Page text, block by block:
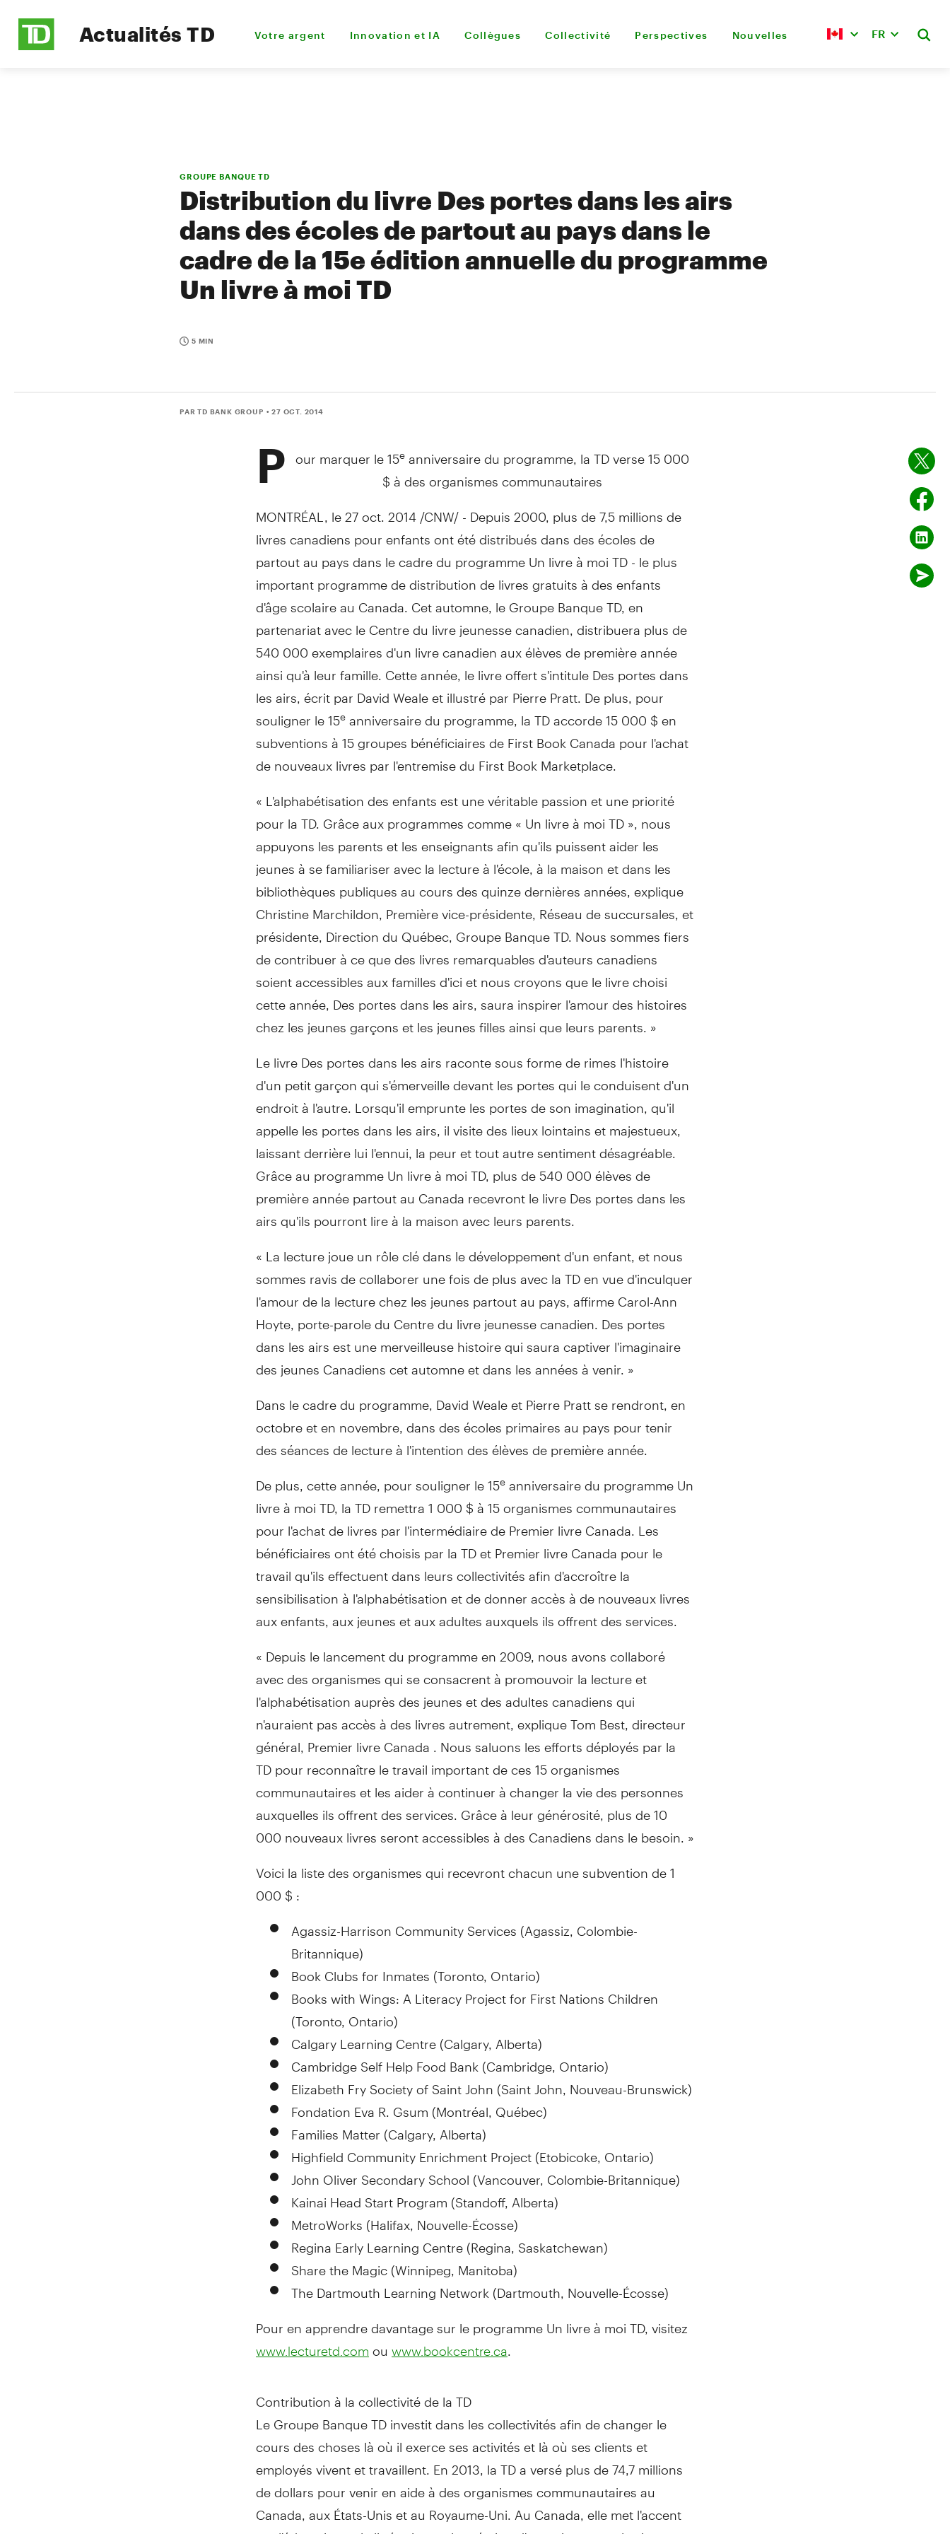
Actualités TD Votre argent Innovation et IA Collègues Collectivité Perspectives Nouvelles FR
GROUPE BANQUE TD
Distribution du livre Des portes dans les airs
dans des écoles de partout au pays dans le
cadre de la 15e édition annuelle du programme
Un livre à moi TD
5 MIN
PAR TD BANK GROUP • 27 OCT. 2014
P our marquer le 15eanniversaire du programme, la TD verse 15 000
$ à des organismes communautaires
MONTRÉAL, le 27 oct. 2014 /CNW/ - Depuis 2000, plus de 7,5 millions de
livres canadiens pour enfants ont été distribués dans des écoles de
partout au pays dans le cadre du programme Un livre à moi TD - le plus
important programme de distribution de livres gratuits à des enfants
d'âge scolaire au Canada . Cet automne, le Groupe Banque TD, en
partenariat avec le Centre du livre jeunesse canadien, distribuera plus de
540 000 exemplaires d'un livre canadien aux élèves de première année
ainsi qu'à leur famille. Cette année, le livre offert s'intitule Des portes dans
les airs, écrit par David Weale et illustré par Pierre Pratt. De plus, pour
souligner le 15e anniversaire du programme, la TD accorde 15 000 $ en
subventions à 15 groupes bénéficiaires de First Book Canada pour l'achat
de nouveaux livres par l'entremise du First Book Marketplace.
« L'alphabétisation des enfants est une véritable passion et une priorité
pour la TD. Grâce aux programmes comme « Un livre à moi TD », nous
appuyons les parents et les enseignants afin qu'ils puissent aider les
jeunes à se familiariser avec la lecture à l'école, à la maison et dans les
bibliothèques publiques au cours des quinze dernières années, explique
Christine Marchildon , Première vice-présidente, Réseau de succursales, et
présidente, Direction du Québec, Groupe Banque TD. Nous sommes fiers
de contribuer à ce que des livres remarquables d'auteurs canadiens
soient accessibles aux familles d'ici et nous croyons que le livre choisi
cette année, Des portes dans les airs, saura inspirer l'amour des histoires
chez les jeunes garçons et les jeunes filles ainsi que leurs parents. »
Le livre Des portes dans les airs raconte sous forme de rimes l'histoire
d'un petit garçon qui s'émerveille devant les portes qui le conduisent d'un
endroit à l'autre. Lorsqu'il emprunte les portes de son imagination, qu'il
appelle les portes dans les airs, il visite des lieux lointains et majestueux,
laissant derrière lui l'ennui, la peur et tout autre sentiment désagréable.
Grâce au programme Un livre à moi TD, plus de 540 000 élèves de
première année partout au Canadarecevront le livre Des portes dans les
airs qu'ils pourront lire à la maison avec leurs parents.
« La lecture joue un rôle clé dans le développement d'un enfant, et nous
sommes ravis de collaborer une fois de plus avec la TD en vue d'inculquer
l'amour de la lecture chez les jeunes partout au pays, affirmeCarol-Ann
Hoyte , porte-parole du Centre du livre jeunesse canadien. Des portes
dans les airs est une merveilleuse histoire qui saura captiver l'imaginaire
des jeunes Canadiens cet automne et dans les années à venir. »
Dans le cadre du programme, David Weale et Pierre Pratt se rendront, en
octobre et en novembre, dans des écoles primaires au pays pour tenir
des séances de lecture à l'intention des élèves de première année.
De plus, cette année, pour souligner le 15e anniversaire du programme Un
livre à moi TD, la TD remettra 1 000 $ à 15 organismes communautaires
pour l'achat de livres par l'intermédiaire de Premier livreCanada . Les
bénéficiaires ont été choisis par la TD et Premier livreCanadapour le
travail qu'ils effectuent dans leurs collectivités afin d'accroître la
sensibilisation à l'alphabétisation et de donner accès à de nouveaux livres
aux enfants, aux jeunes et aux adultes auxquels ils offrent des services.
« Depuis le lancement du programme en 2009, nous avons collaboré
avec des organismes qui se consacrent à promouvoir la lecture et
l'alphabétisation auprès des jeunes et des adultes canadiens qui
n'auraient pas accès à des livres autrement, explique Tom Best, directeur
général, Premier livreCanada . Nous saluons les efforts déployés par la
TD pour reconnaître le travail important de ces 15 organismes
communautaires et les aider à continuer à changer la vie des personnes
auxquelles ils offrent des services. Grâce à leur générosité, plus de 10
000 nouveaux livres seront accessibles à des Canadiens dans le besoin. »
Voici la liste des organismes qui recevront chacun une subvention de 1
000 $ :
Agassiz-Harrison Community Services (Agassiz , Colombie-
Britannique)
Book Clubs for Inmates (Toronto, Ontario)
Books with Wings: A Literacy Project for First Nations Children
(Toronto, Ontario)
Calgary Learning Centre (Calgary, Alberta)
Cambridge Self Help Food Bank (Cambridge, Ontario)
Elizabeth FrySociety ofSaint John(Saint John , Nouveau-Brunswick)
Fondation Eva R. Gsum (Montréal, Québec)
Families Matter (Calgary, Alberta)
Highfield Community Enrichment Project (Etobicoke, Ontario)
John Oliver Secondary School (Vancouver , Colombie-Britannique)
Kainai Head Start Program (Standoff, Alberta)
MetroWorks (Halifax , Nouvelle-Écosse)
Regina Early Learning Centre (Regina, Saskatchewan)
Share the Magic (Winnipeg, Manitoba)
The Dartmouth Learning Network (Dartmouth , Nouvelle-Écosse)
Pour en apprendre davantage sur le programme Un livre à moi TD, visitez
www.lecturetd.com ou www.bookcentre.ca
Contribution à la collectivité de la TD
Le Groupe Banque TDinvestit dans les collectivités afin de changer le
cours des choses là où il exerce ses activités et là où ses clients et
employés vivent et travaillent. En 2013, la TD a versé plus de 74,7 millions
de dollars pour venir en aide à des organismes communautaires au
Canada , aux États-Unis et au Royaume-Uni. Au Canada , elle met l'accent